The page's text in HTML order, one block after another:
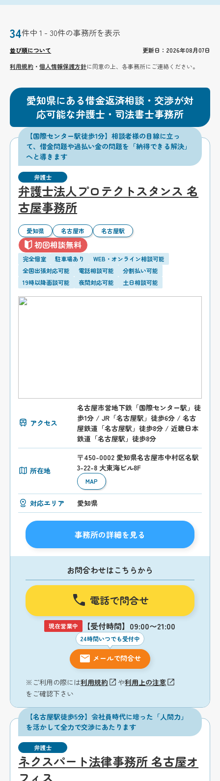
34件中 1 - 30件の事務所を表示
並び順について
更新日：2026年08月07日
利用規約 ・個人情報保護方針に同意の上、各事務所にご連絡ください。
愛知県にある借金返済相談・交渉が対
応可能な弁護士・司法書士事務所
【国際センター駅徒歩1分】相談者様の目線に立っ
て、借金問題や過払い金の問題を「納得できる解決」
へと導きます
弁護士
弁護士法人プロテクトスタンス 名
古屋事務所
愛知県 名古屋市 名古屋駅
初回相談無料
完全個室 駐車場あり
WEB・オンライン相談可能
全国出張対応可能
電話相談可能
分割払い可能
19時以降面談可能
夜間対応可能 土日相談可能
アクセス
名古屋市営地下鉄「国際センター駅」徒
歩1分 / JR「名古屋駅」徒歩6分 / 名古
屋鉄道「名古屋駅」徒歩8分 / 近畿日本
鉄道「名古屋駅」徒歩8分
所在地
〒450-0002 愛知県名古屋市中村区名駅
3-22-8 大東海ビル8F
MAP
対応エリア 愛知県
事務所の詳細を見る
お問合わせはこちらから
電話で問合せ
現在営業中 【受付時間】09:00〜21:00
24時間いつでも受付中
メールで問合せ
※ご利用の際には利用規約 や利用上の注意
をご確認下さい
【名古屋駅徒歩5分】会社員時代に培った「人間力」
を活かして全力で交渉にあたります
弁護士
ネクスパート法律事務所 名古屋オ
フィス